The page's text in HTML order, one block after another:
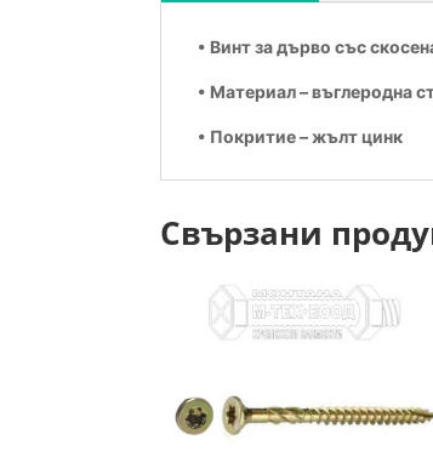
• Винт за дърво със
• Материал – въглеродна
• Покритие – жълт цинк
Свързани